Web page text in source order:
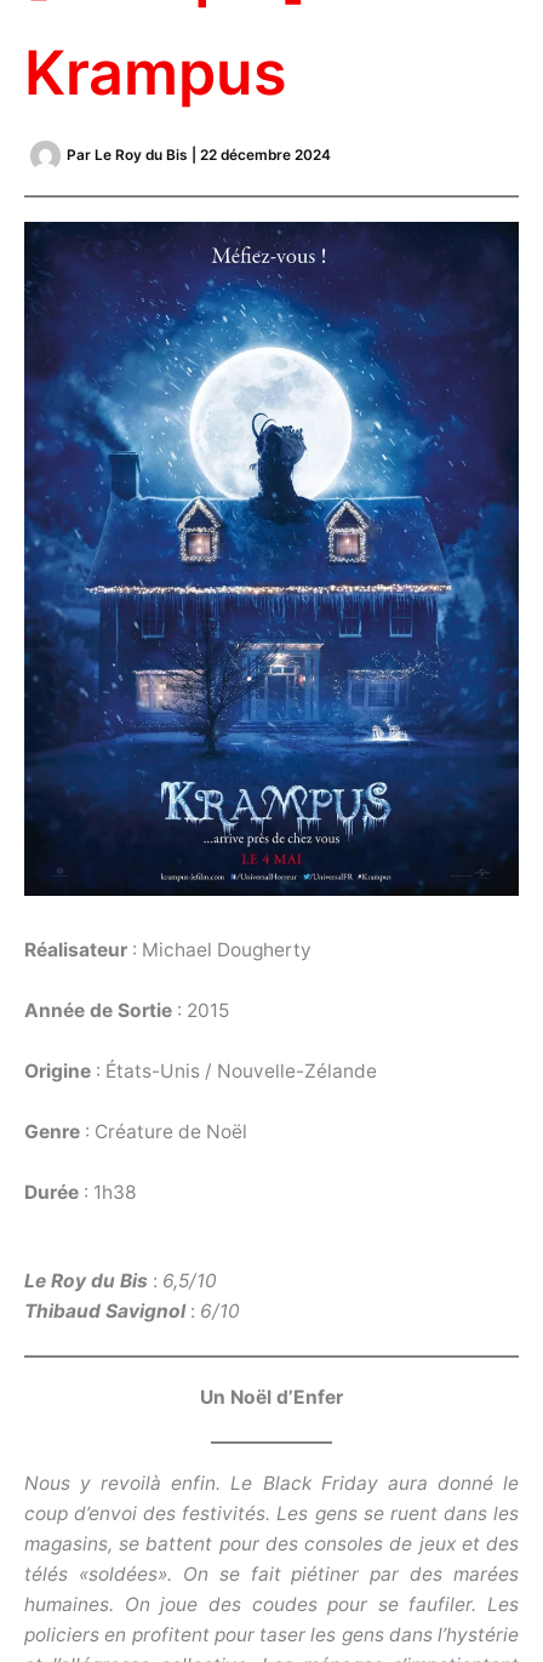
Krampus
Par Le Roy du Bis 22 décembre 2024
Réalisateur : Michael Dougherty
Année de Sortie : 2015
Origine : États-Unis / Nouvelle-Zélande
Genre : Créature de Noël
Durée : 1h38
Le Roy du Bis : 6,5/10
Thibaud Savignol: 6/10
Un Noël d’Enfer
Nous y revoilà enfin. Le Black Friday aura donné le
coup d’envoi des festivités. Les gens se ruent dans les
magasins, se battent pour des consoles de jeux et des
télés «soldées». On se fait piétiner par des marées
humaines. On joue des coudes pour se faufiler. Les
policiers en profitent pour taser les gens dans l’hystérie